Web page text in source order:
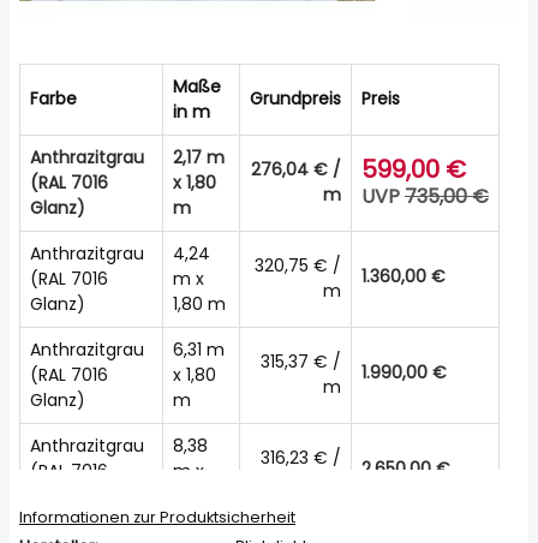
Farbe
Maße
in m
Grundpreis Preis
Anthrazitgrau
(RAL 7016
Glanz)
2,17 m
x 1,80
m
276,04 € /
m
599,00 €
UVP735,00 €
Anthrazitgrau
(RAL 7016
Glanz)
4,24
m x
1,80 m
320,75 € /
m
1.360,00 €
Anthrazitgrau
(RAL 7016
Glanz)
6,31 m
x 1,80
m
315,37 € /
m
1.990,00 €
Anthrazitgrau
(RAL 7016
8,38
m x
316,23 € /
2.650,00 €
Informationen zur Produktsicherheit